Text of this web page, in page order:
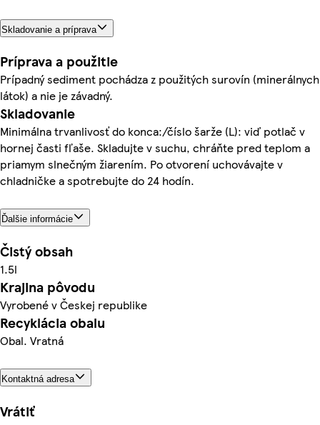
Skladovanie a príprava
Príprava a použitie
Prípadný sediment pochádza z použitých surovín (minerálnych
látok) a nie je závadný.
Skladovanie
Minimálna trvanlivosť do konca:/číslo šarže (L): viď potlač v
hornej časti fľaše. Skladujte v suchu, chráňte pred teplom a
priamym slnečným žiarením. Po otvorení uchovávajte v
chladničke a spotrebujte do 24 hodín.
Ďalšie informácie
Čistý obsah
1.5l
Krajina pôvodu
Vyrobené v Českej republike
Recyklácia obalu
Obal. Vratná
Kontaktná adresa
Vrátiť